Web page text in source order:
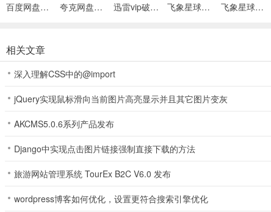
2、输入一句话，它就会帮你生成教学课件
百度网盘绿色免安装Pc电脑版 夸克网盘官方正式版 迅雷vip破解版永久会员2024版 飞象星球老师app 飞象星球学生版最新版本
相关文章
深入理解CSS中的@import
jQuery实现鼠标滑向当前图片高亮显示并且其它图片变灰
AKCMS5.0.6系列产品发布
Django中实现点击图片链接强制直接下载的方法
旅游网站管理系统 TourEx B2C V6.0 发布
wordpress博客如何优化，设置更符合搜索引擎优化